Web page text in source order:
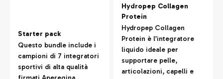
Starter pack
Questo bundle include i
campioni di 7 integratori
sportivi di alta qualità
Hydropep Collagen
Protein
Hydropep Collagen
Protein è l’integratore
liquido ideale per
supportare pelle,
articolazioni, capelli e